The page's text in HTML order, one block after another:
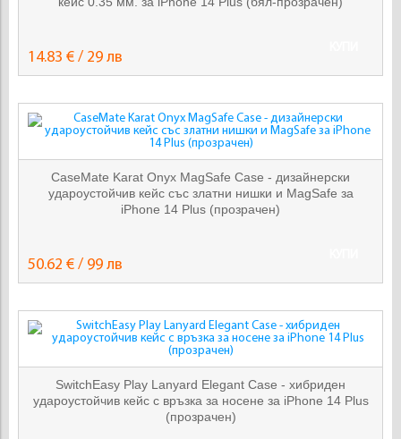
14.83 € / 29 лв
CaseMate Karat Onyx MagSafe Case - дизайнерски
удароустойчив кейс със златни нишки и MagSafe за
iPhone 14 Plus (прозрачен)
50.62 € / 99 лв
SwitchEasy Play Lanyard Elegant Case - хибриден
удароустойчив кейс с връзка за носене за iPhone 14 Plus
(прозрачен)